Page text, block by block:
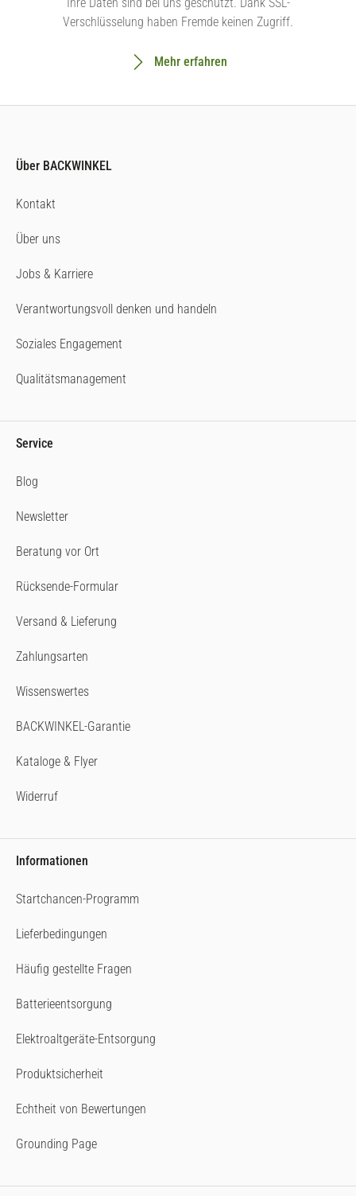
Verschlüsselung haben Fremde keinen Zugriff.
Mehr erfahren
Über BACKWINKEL
Kontakt
Über uns
Jobs & Karriere
Verantwortungsvoll denken und handeln
Soziales Engagement
Qualitätsmanagement
Service
Blog
Newsletter
Beratung vor Ort
Rücksende-Formular
Versand & Lieferung
Zahlungsarten
Wissenswertes
BACKWINKEL-Garantie
Kataloge & Flyer
Widerruf
Informationen
Startchancen-Programm
Lieferbedingungen
Häufig gestellte Fragen
Batterieentsorgung
Elektroaltgeräte-Entsorgung
Produktsicherheit
Echtheit von Bewertungen
Grounding Page